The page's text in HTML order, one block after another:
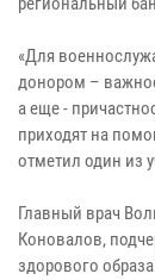
«Для
донором –
а еще -
приходят на
отметил один из
Главный врач
Коновалов,
здорового